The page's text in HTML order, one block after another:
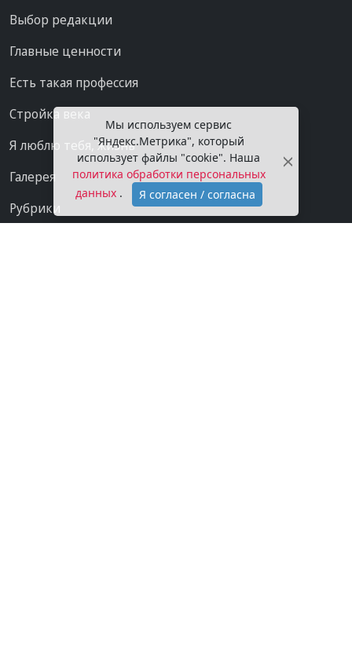
Выбор редакции
Главные ценности
Есть такая профессия
Стройка века
Я люблю тебя, жизнь
Галерея
Рубрики
Мы используем сервис
"Яндекс.Метрика", который
использует файлы "cookie". Наша
политика обработки персональных
данных . Я согласен / согласна